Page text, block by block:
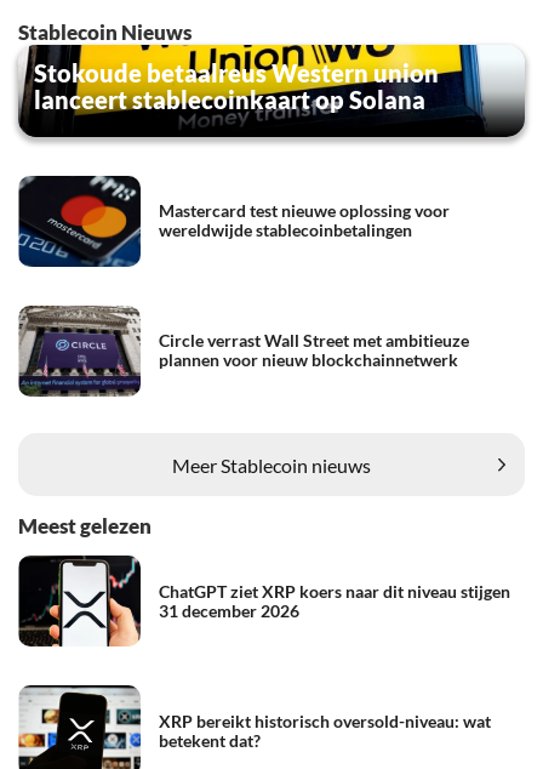
Stablecoin Nieuws
Stokoude betaalreus Western union
lanceert stablecoinkaart op Solana
Mastercard test nieuwe oplossing voor
wereldwijde stablecoinbetalingen
Circle verrast Wall Street met ambitieuze
plannen voor nieuw blockchainnetwerk
Meer Stablecoin nieuws
Meest gelezen
ChatGPT ziet XRP koers naar dit niveau stijgen
31 december 2026
XRP bereikt historisch oversold-niveau: wat
betekent dat?